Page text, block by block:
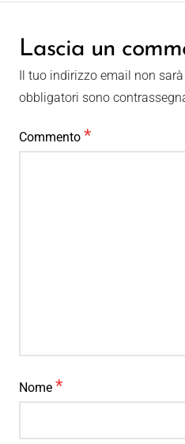
Lascia un
Il tuo indirizzo email non
obbligatori sono
Commento *
Nome *